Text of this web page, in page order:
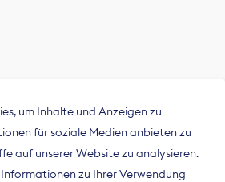
um Inhalte und Anzeigen zu
für soziale Medien anbieten zu
auf unserer Website zu analysieren.
zu Ihrer Verwendung